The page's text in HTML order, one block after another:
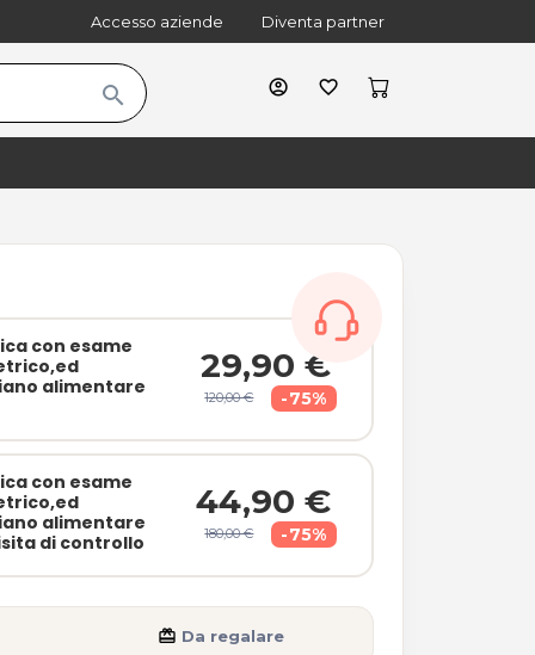
Accesso aziende Diventa partner
search account_circle favorite_border
con esame
alimentare
29,90 €
120,00 € -75%
con esame
alimentare
di controllo
44,90 €
180,00 € -75%
card_giftcard Da regalare